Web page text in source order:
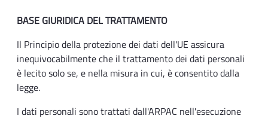
BASE GIURIDICA DEL TRATTAMENTO
Il Principio della protezione dei dati dell'UE assicura
inequivocabilmente che il trattamento dei dati personali
è lecito solo se, e nella misura in cui, è consentito dalla
legge.
I dati personali sono trattati dall'ARPAC nell'esecuzione